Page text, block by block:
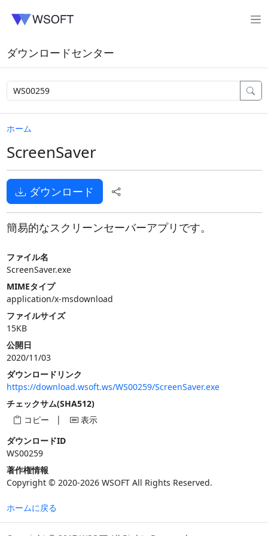
ダウンロードセンター
ホーム
ScreenSaver
ダウンロード
簡易的なスクリーンセーバーアプリです。
ファイル名
ScreenSaver.exe
MIMEタイプ
application/x-msdownload
ファイルサイズ
15KB
公開日
2020/11/03
ダウンロードリンク
https://download.wsoft.ws/WS00259/ScreenSaver.exe
チェックサム(SHA512)
コピー
|
表示
ダウンロードID
WS00259
著作権情報
Copyright © 2020-2026 WSOFT All Rights Reserved.
ホームに戻る